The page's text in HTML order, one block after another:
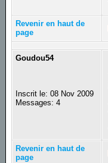
Revenir en haut de
page
Goudou54
Inscrit le: 08 Nov 2009
Messages: 4
Revenir en haut de
page